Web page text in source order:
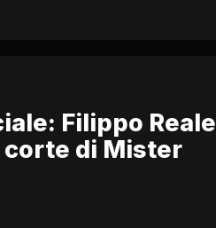
Filippo Reale
di Mister